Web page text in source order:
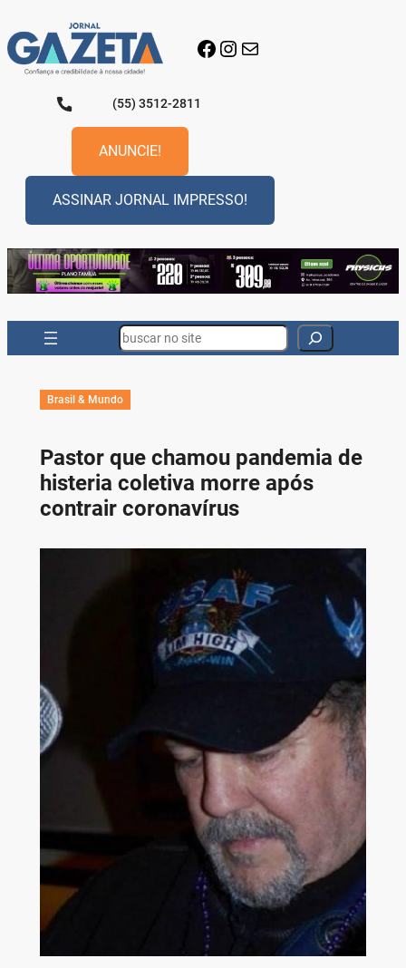
para
o
conteúdo
Facebook
Instagram
E-mail
(55) 3512-2811
ANUNCIE!
ASSINAR JORNAL IMPRESSO!
Search
Brasil & Mundo
Pastor que chamou pandemia de
histeria coletiva morre após
contrair coronavírus